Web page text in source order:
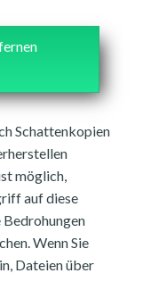
Schattenkopien
möglich,
auf diese
Wenn Sie
Dateien über